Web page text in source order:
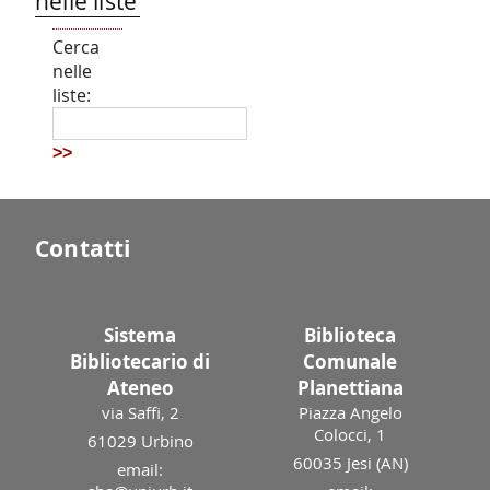
Cerca
nelle
liste:
>>
Contatti
Sistema
Bibliotecario di
Ateneo
via Saffi, 2
61029 Urbino
email:
Biblioteca
Comunale
Planettiana
Piazza Angelo
Colocci, 1
60035 Jesi (AN)